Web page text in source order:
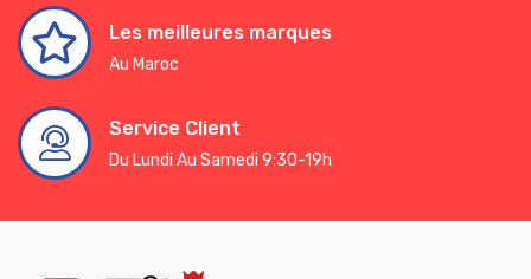
Les meilleures marques
Au Maroc
Service Client
Du Lundi Au Samedi 9:30-19h